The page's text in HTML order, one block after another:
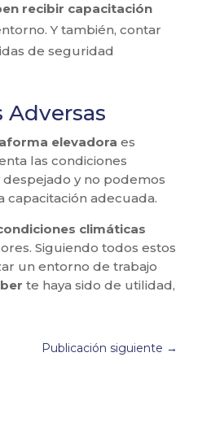
recibir capacitación
Y también, contar
de seguridad
elevadora es
las condiciones
y no podemos
adecuada.
climáticas
Siguiendo todos estos
un entorno de trabajo
te haya sido de utilidad,
Publicación siguiente →